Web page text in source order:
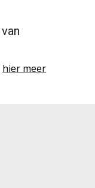
van
hier meer